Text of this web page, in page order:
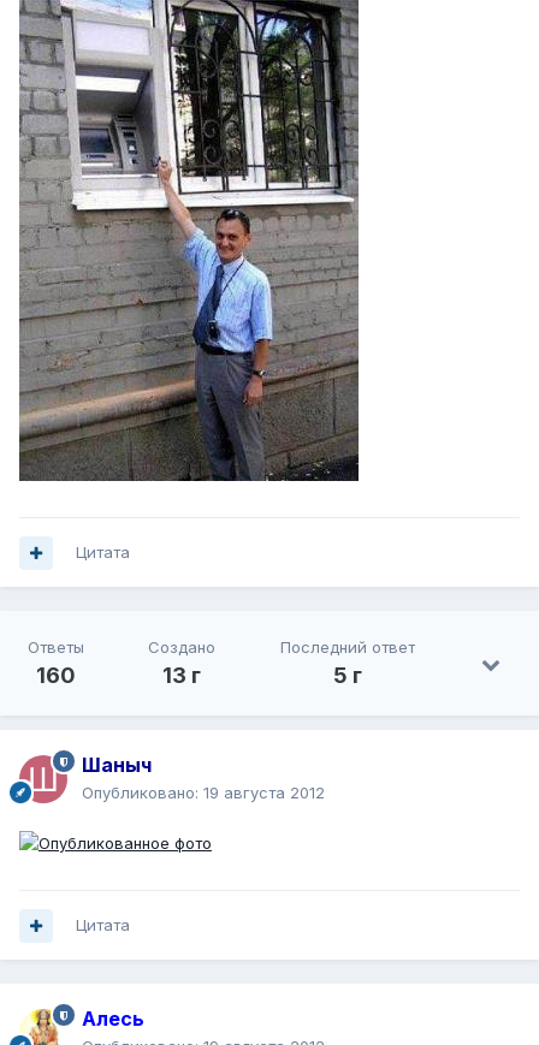
Цитата
Ответы
160
Создано
13 г
Последний ответ
5 г
Шаныч
Опубликовано: 19 августа 2012
Цитата
Алесь